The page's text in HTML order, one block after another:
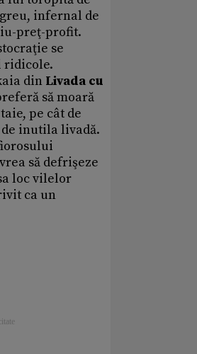
infernal de
preţ-profit.
se
ridicole.
din Livada cu
să moară
pe cât de
inutila livadă.
să defrişeze
loc vilelor
ca un